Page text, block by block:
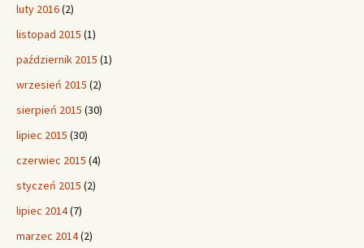
luty 2016(2)
listopad 2015 (1)
październik 2015 (1)
wrzesień 2015 (2)
sierpień 2015 (30)
lipiec 2015 (30)
czerwiec 2015 (4)
styczeń 2015 (2)
lipiec 2014(7)
marzec 2014(2)